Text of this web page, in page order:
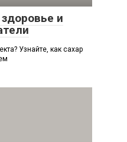
и
Узнайте, как сахар